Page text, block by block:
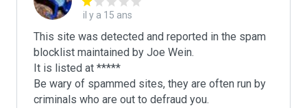
il y a 15 ans
This site was detected and reported in the spam
blocklist maintained by Joe Wein.
It is listed at *****
Be wary of spammed sites, they are often run by
criminals who are out to defraud you.